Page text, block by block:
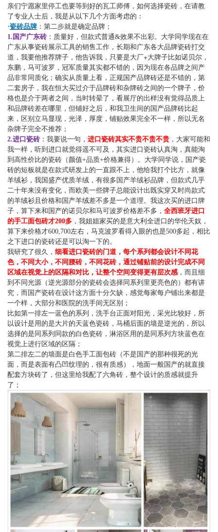
亲们宁愿家里停工也要等到好的瓦工师傅，如何选择瓷砖，在请教
了专业人士后，我是从以下几个方面考虑的：
·瓷砖品牌 ：第二步就是确定品牌；
1.国产广东砖 ：质量好，但款式普通&效果不出彩。大学同学现在在
广东从事瓷砖展示工具的销售工作，长期和广东各大品牌瓷砖打交
道，我要他推荐牌子，他告诉我，只要是大厂+大牌子比如诺贝尔，
东鹏，马可波罗，冠军质量其实都不错的，因为现在各品牌之间产
品非常同质化；确实从质量上看，正规国产品牌砖还是不错的，第
二套房子，我在恒大买过介于品牌砖和杂牌砖之间的一个牌子，价
格也是介于两者之间，当时转晕了，看展厅的出样没有觉得品质上
和品牌砖差在哪里，但铺好之后，和我卫生间的国产品牌砖比起
来，区别立马显现，光泽，厚度，铺贴效果完全不一样，所以无名
杂牌子完全不推荐；
2.进口瓷砖 ：我要说一句， 进口瓷砖其实不贵不贵不贵 ，大家可能和
我一样，听到进口就觉得遥不可及，其实进口瓷砖认真淘，真能淘
到高性价比的瓷砖（颜值+品质+价格兼得）。大学同学说，国产瓷
砖的短板就是在款式研发上的一直跟不上，他给我打个比方，就像
羊绒衫，我国盛产优质羊绒，有很多国产羊绒衫品牌，但款式几乎
二十年来没有变化，而欧美一些牌子总能设计出既实穿又时尚款式
的羊绒衫且价格和国产羊绒差不多是一个道理。我这次买的进口牌
子，算下来和国产的诺贝尔和马可波罗价格差不多， 全西班牙进口
的手工面包砖才200多 ，我姐姐家买的是意大利全进口的华伦天奴，
算下来价格才600,700左右，马克波罗看得入眼的也是500多起，相比
之下进口的瓷砖还是可以淘一下的。
我研究了很久， 细看进口瓷砖的门道，每个系列都会设计不同花
色，不同大小，不同腰砖，不同花砖，通过铺贴前的设计完成不同
区域在视觉上的区隔和对比，让整个空间变得更有层次感 ，而且细
到不同光源（逆光源部分的瓷砖会选择同系列里更亮色的）都有讲
究，而国产瓷砖在设计这方面十分欠缺，感觉每家每户铺出来都是
一个样，大部分和医院的洗手间无区别；
比如第一排左一蓝色的系列，洗手台正面对阳光，采光比较好，所
以设计是用的是大片的天蓝色瓷砖，马桶后面的墙是逆光的，所以
选择的是同系列同款的白色瓷砖，淋浴区用的是同系列方块蓝色在
视觉上进行区域的区隔；
第二排左二的墙面是白色手工面包砖（不是国产的那种很死的光
面，而是表面有凸凹纹理的，很有质感），地面一般国产的就直接
配套方块砖了，但这里给我配了六角砖，整个设计的质感就提升
了；